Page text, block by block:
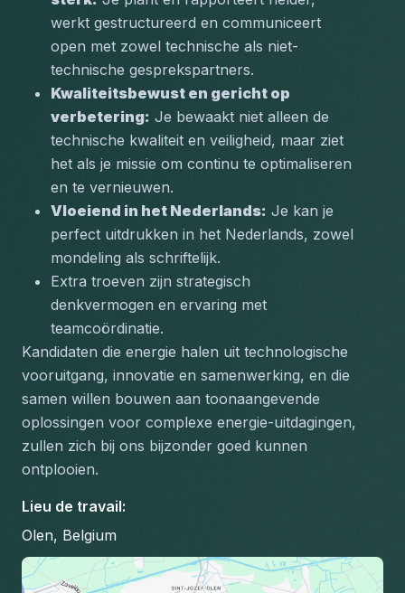
werkt gestructureerd en communiceert
open met zowel technische als niet-
technische gesprekspartners.
Kwaliteitsbewust en gericht op
verbetering: Je bewaakt niet alleen de
technische kwaliteit en veiligheid, maar ziet
het als je missie om continu te optimaliseren
en te vernieuwen.
Vloeiend in het Nederlands: Je kan je
perfect uitdrukken in het Nederlands, zowel
mondeling als schriftelijk.
Extra troeven zijn strategisch
denkvermogen en ervaring met
teamcoördinatie.
Kandidaten die energie halen uit technologische
vooruitgang, innovatie en samenwerking, en die
samen willen bouwen aan toonaangevende
oplossingen voor complexe energie-uitdagingen,
zullen zich bij ons bijzonder goed kunnen
ontplooien.
Lieu de travail:
Olen, Belgium